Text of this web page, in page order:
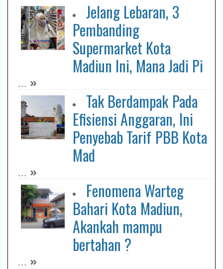
Jelang Lebaran, 3
Pembanding
Supermarket Kota
Madiun Ini, Mana Jadi Pi
... »
Tak Berdampak Pada
Efisiensi Anggaran, Ini
Penyebab Tarif PBB Kota
Mad
... »
Fenomena Warteg
Bahari Kota Madiun,
Akankah mampu
bertahan ?
... »